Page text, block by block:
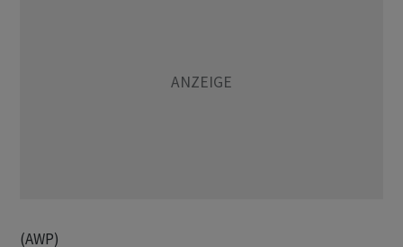
(AWP)